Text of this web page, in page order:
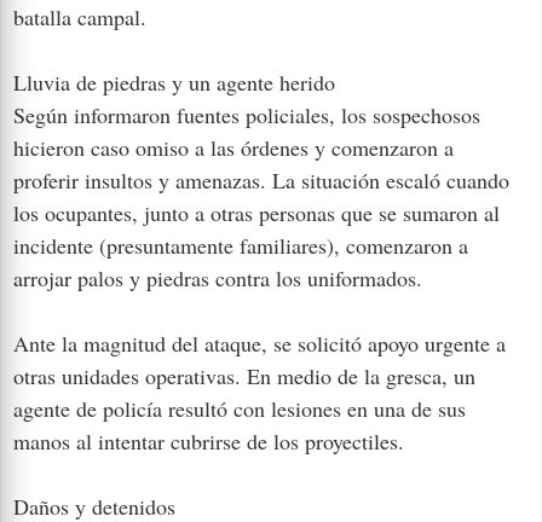
batalla campal.
Lluvia de piedras y un agente herido
Según informaron fuentes policiales, los sospechosos
hicieron caso omiso a las órdenes y comenzaron a
proferir insultos y amenazas. La situación escaló cuando
los ocupantes, junto a otras personas que se sumaron al
incidente (presuntamente familiares), comenzaron a
arrojar palos y piedras contra los uniformados.
Ante la magnitud del ataque, se solicitó apoyo urgente a
otras unidades operativas. En medio de la gresca, un
agente de policía resultó con lesiones en una de sus
manos al intentar cubrirse de los proyectiles.
Daños y detenidos